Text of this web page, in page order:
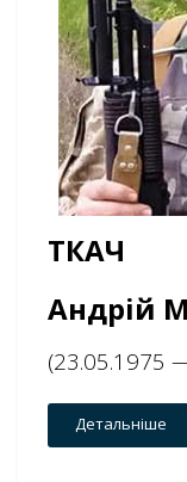
ТКАЧ
Андрій
(23.05.1975
Детальніше